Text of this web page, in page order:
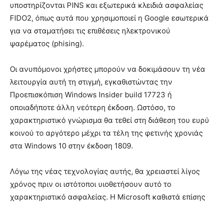
υποστηρίζονται PINS και εξωτερικά κλειδιά ασφαλείας
FIDO2, όπως αυτά που χρησιμοποιεί η Google εσωτερικά
για να σταματήσει τις επιθέσεις ηλεκτρονικού
ψαρέματος (phising).
Οι ανυπόμονοι χρήστες μπορούν να δοκιμάσουν τη νέα
λειτουργία αυτή τη στιγμή, εγκαθιστώντας την
Προεπισκόπιση Windows Insider build 17723 ή
οποιαδήποτε άλλη νεότερη έκδοση. Ωστόσο, το
χαρακτηριστικό γνώρισμα θα τεθεί στη διάθεση του ευρύ
κοινού το αργότερο μέχρι τα τέλη της φετινής χρονιάς
στα Windows 10 στην έκδοση 1809.
Λόγω της νέας τεχνολογίας αυτής, θα χρειαστεί λίγος
χρόνος πριν οι ιστότοποι υιοθετήσουν αυτό το
χαρακτηριστικό ασφαλείας. Η Microsoft καθιστά επίσης